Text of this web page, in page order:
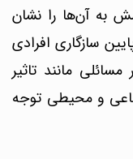
به آن‌ها را نشان
سازگاری افرادی
مانند تاثیر
و محیطی توجه